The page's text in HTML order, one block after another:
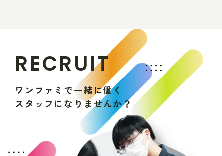
RECRUIT
ワ ン フ ァ ミ で一緒に働く
ス タ ッ フ にな りま せんか？